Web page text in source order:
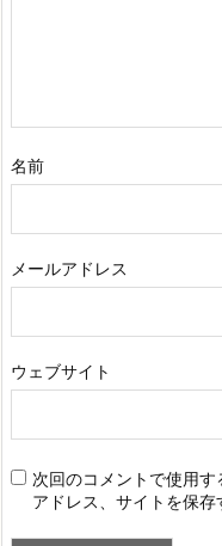
名前
メールアドレス
ウェブサイト
次回のコメントで使用
アドレス、サイトを保存